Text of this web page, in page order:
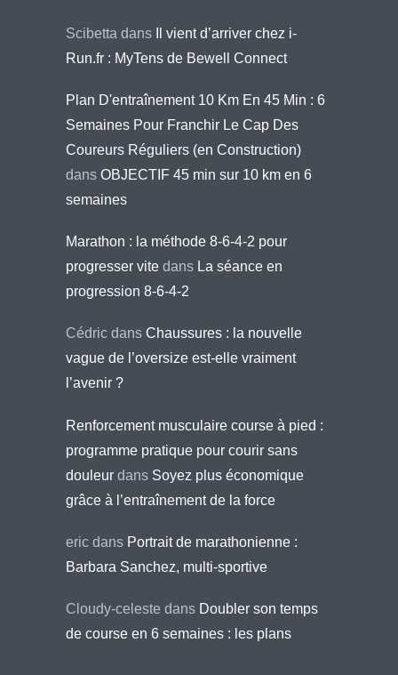
Scibetta dans
Il vient d’arriver chez i-
Run.fr : MyTens de Bewell Connect
Plan D'entraînement 10 Km En 45 Min : 6
Semaines Pour Franchir Le Cap Des
Coureurs Réguliers (en Construction)
dans OBJECTIF 45 min sur 10 km en 6
semaines
Marathon : la méthode 8-6-4-2 pour
progresser vite dans La séance en
progression 8-6-4-2
Cédric dans Chaussures : la nouvelle
vague de l’oversize est-elle vraiment
l’avenir ?
Renforcement musculaire course à pied :
programme pratique pour courir sans
douleur dans Soyez plus économique
grâce à l’entraînement de la force
eric dans Portrait de marathonienne :
Barbara Sanchez, multi-sportive
Cloudy-celeste dans Doubler son temps
de course en 6 semaines : les plans